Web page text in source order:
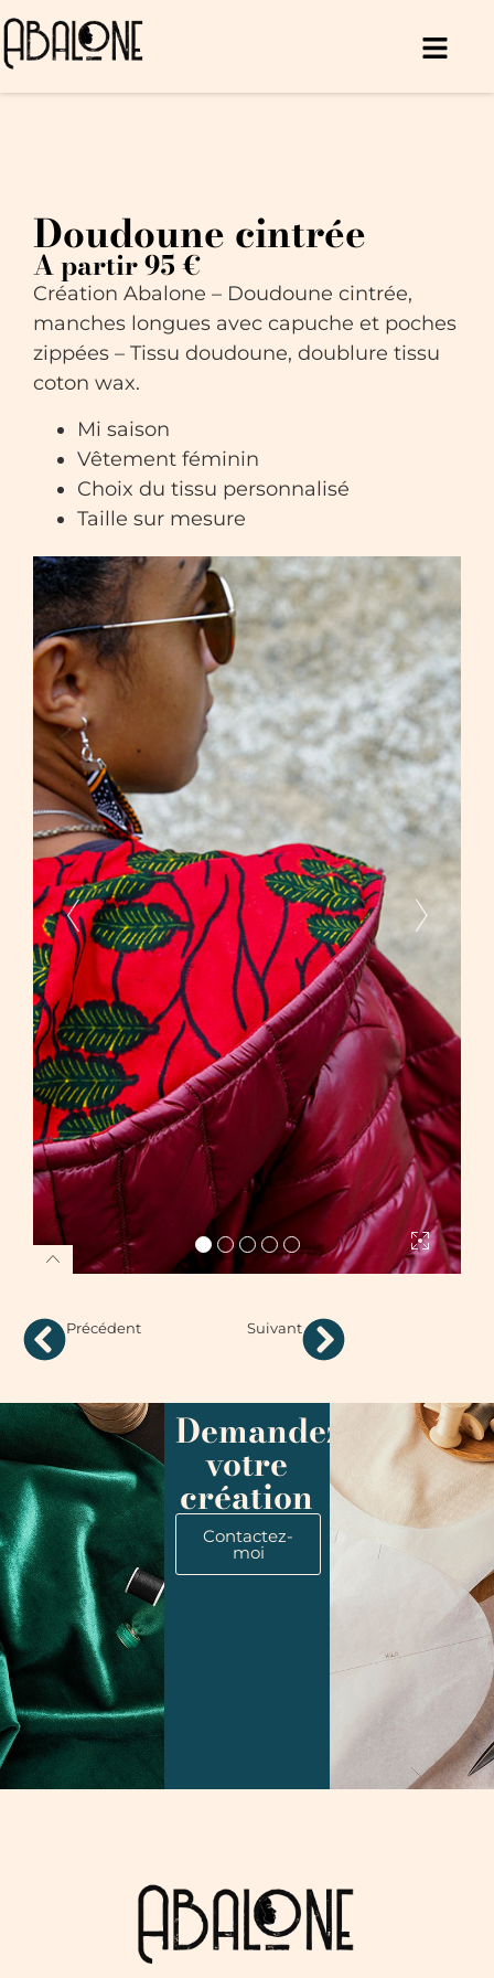
Doudoune cintrée
A partir 95 €
Création Abalone – Doudoune cintrée,
manches longues avec capuche et poches
zippées – Tissu doudoune, doublure tissu
coton wax.
Mi saison
Vêtement féminin
Choix du tissu personnalisé
Taille sur mesure
Précédent Suivant
Demandez
votre
création
Contactez-
moi